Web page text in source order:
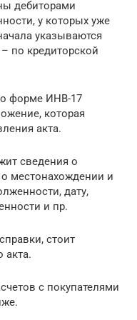
дебиторами
у которых уже
указываются
по кредиторской
форме ИНВ-17
которая
акта.
сведения о
местонахождении и
дату,
и пр.
стоит
акта.
с покупателями